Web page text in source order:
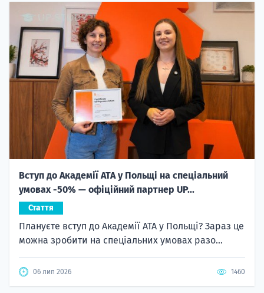
Вступ до Академії ATA у Польщі на спеціальний
умовах -50% — офіційний партнер UP...
Стаття
Плануєте вступ до Академії ATA у Польщі? Зараз це
можна зробити на спеціальних умовах разо...
06 лип 2026 1460